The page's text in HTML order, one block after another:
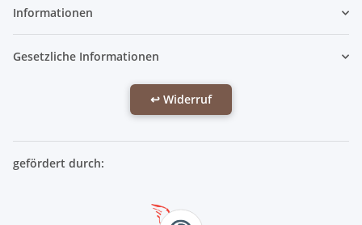
Informationen
Gesetzliche Informationen
↩ Widerruf
gefördert durch: